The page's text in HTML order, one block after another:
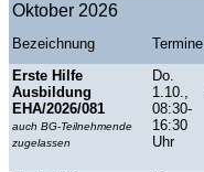
Oktober 2026
Bezeichnung Termine
Erste Hilfe
Ausbildung
EHA/2026/081
auch BG-Teilnehmende
zugelassen
Do.
1.10.,
08:30-
16:30
Uhr